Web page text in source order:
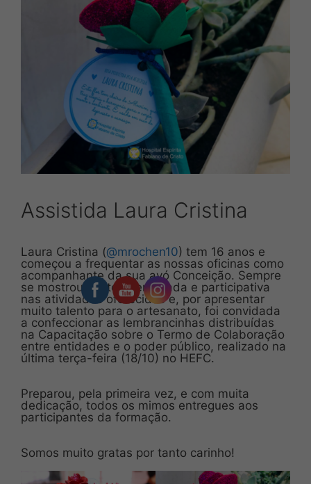
Assistida Laura Cristina
Laura Cristina (@mrochen10) tem 16 anos e
começou a frequentar as nossas oficinas como
acompanhante da sua avó Conceição. Sempre
se mostrou muito interessada e participativa
nas atividades oferecidas e, por apresentar
muito talento para o artesanato, foi convidada
a confeccionar as lembrancinhas distribuídas
na Capacitação sobre o Termo de Colaboração
entre entidades e o poder público, realizado na
última terça-feira (18/10) no HEFC.
Preparou, pela primeira vez, e com muita
dedicação, todos os mimos entregues aos
participantes da formação.
Somos muito gratas por tanto carinho!